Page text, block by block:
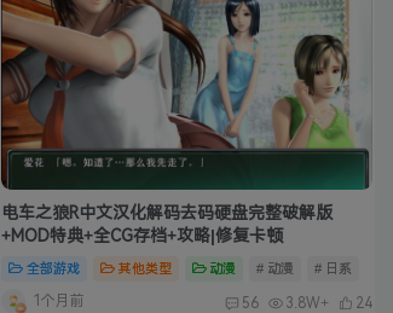
电车之狼R中文汉化解码去码硬盘完整破解版
+MOD特典+全CG存档+攻略|修复卡顿
全部游戏 其他类型 动漫 # 动漫 # 日系
1个月前 56 3.8W+ 24